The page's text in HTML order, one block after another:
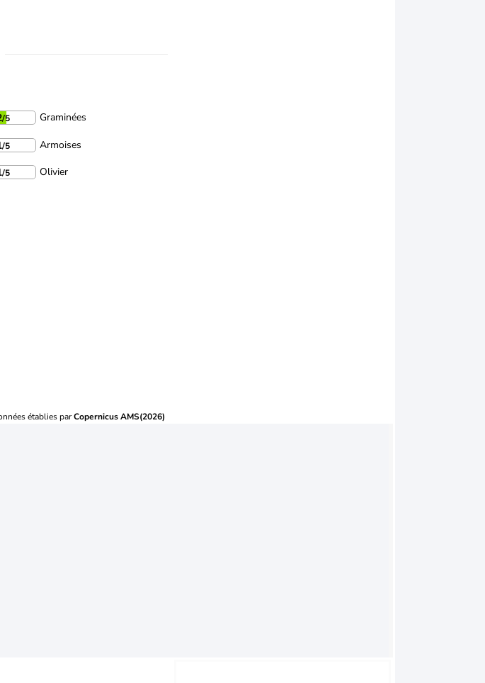
/5 Graminées
/5 Armoises
/5 Olivier
établies parCopernicus AMS(2026)